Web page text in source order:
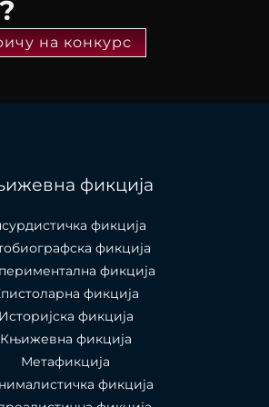
на конкурс
фикција
фикција
фикција
фикција
фикција
Историјска фикција
Књижевна фикција
Метафикција
фикција